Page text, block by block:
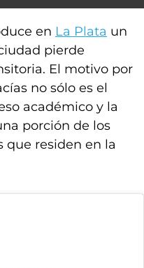
en La Plata un
pierde
El motivo por
no sólo es el
académico y la
porción de los
que residen en la